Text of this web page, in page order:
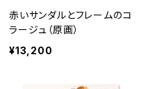
赤いサンダルとフレームのコ
ラージュ（原画）
¥13,200